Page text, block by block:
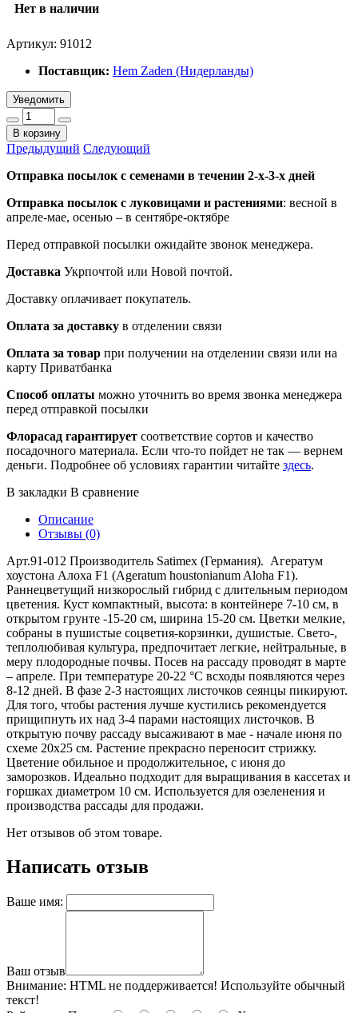
Нет в наличии
Артикул: 91012
Поставщик: Hem Zaden (Нидерланды)
Уведомить
В корзину
Предыдущий Следующий
Отправка посылок с семенами в течении 2-х-3-х дней
Отправка посылок с луковицами и растениями: весной в
апреле-мае, осенью – в сентябре-октябре
Перед отправкой посылки ожидайте звонок менеджера.
Доставка Укрпочтой или Новой почтой.
Доставку оплачивает покупатель.
Оплата за доставку в отделении связи
Оплата за товар при получении на отделении связи или на
карту Приватбанка
Способ оплаты можно уточнить во время звонка менеджера
перед отправкой посылки
Флорасад гарантирует соответствие сортов и качество
посадочного материала. Если что-то пойдет не так — вернем
деньги. Подробнее об условиях гарантии читайте здесь.
В закладки В сравнение
Описание
Отзывы (0)
Арт.91-012 Производитель Satimex (Германия). Агератум
хоустона Алоха F1 (Ageratum houstonianum Aloha F1).
Раннецветущий низкорослый гибрид с длительным периодом
цветения. Куст компактный, высота: в контейнере 7-10 см, в
открытом грунте -15-20 см, ширина 15-20 см. Цветки мелкие,
собраны в пушистые соцветия-корзинки, душистые. Свето-,
теплолюбивая культура, предпочитает легкие, нейтральные, в
меру плодородные почвы. Посев на рассаду проводят в марте
– апреле. При температуре 20-22 °С всходы появляются через
8-12 дней. В фазе 2-3 настоящих листочков сеянцы пикируют.
Для того, чтобы растения лучше кустились рекомендуется
прищипнуть их над 3-4 парами настоящих листочков. В
открытую почву рассаду высаживают в мае - начале июня по
схеме 20x25 см. Растение прекрасно переносит стрижку.
Цветение обильное и продолжительное, с июня до
заморозков. Идеально подходит для выращивания в кассетах и
горшках диаметром 10 см. Используется для озеленения и
производства рассады для продажи.
Нет отзывов об этом товаре.
Написать отзыв
Ваше имя:
Ваш отзыв
Внимание: HTML не поддерживается! Используйте обычный
текст!